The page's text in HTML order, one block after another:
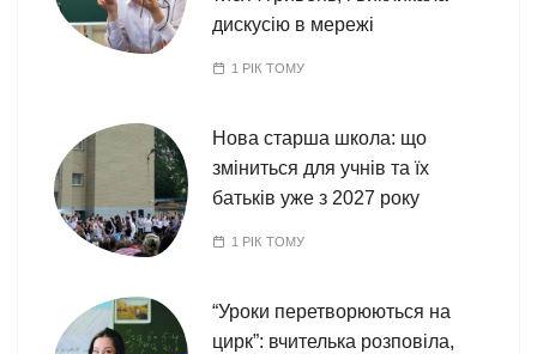
дискусію в мережі
1 РІК ТОМУ
Нова старша школа: що
зміниться для учнів та їх
батьків уже з 2027 року
1 РІК ТОМУ
“Уроки перетворюються на
цирк”: вчителька розповіла,